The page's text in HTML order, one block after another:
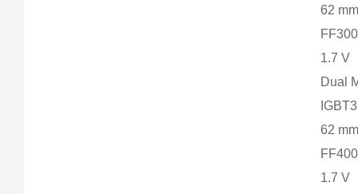
62
1.7 V
Dual
62
1.7 V